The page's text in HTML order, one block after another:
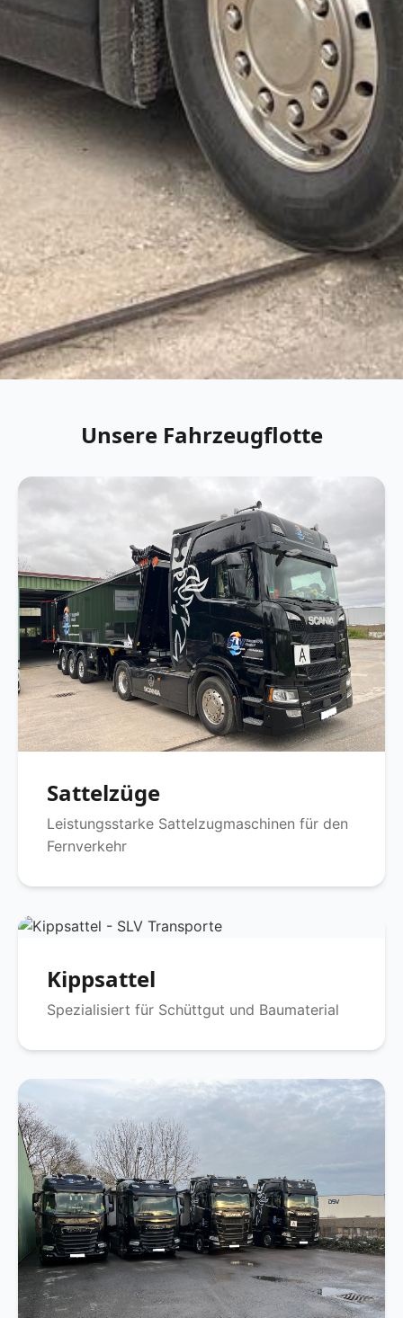
Unsere Fahrzeugflotte
Sattelzüge
Leistungsstarke Sattelzugmaschinen für den
Fernverkehr
Kippsattel
Spezialisiert für Schüttgut und Baumaterial